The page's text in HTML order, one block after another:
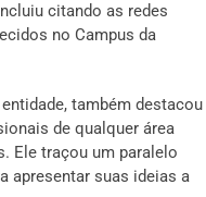
citando as redes
no Campus da
também destacou
de qualquer área
Ele traçou um paralelo
apresentar suas ideias a